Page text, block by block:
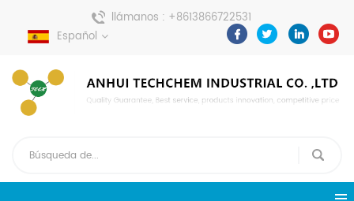
llámanos : +8613866722531
enviar un mensaje :
pweiping@techemi.com
Español